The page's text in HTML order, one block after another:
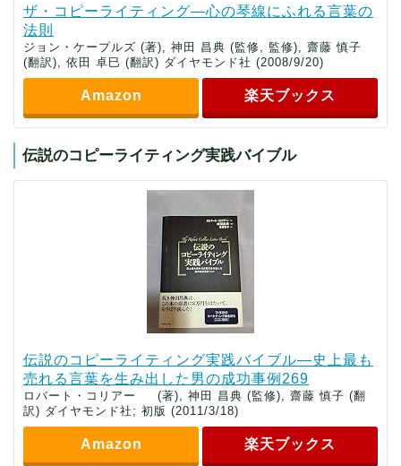
ザ・コピーライティング―心の琴線にふれる言葉の
法則
ジョン・ケープルズ (著), 神田 昌典 (監修, 監修), 齋藤 慎子
(翻訳), 依田 卓巳 (翻訳) ダイヤモンド社 (2008/9/20)
Amazon 楽天ブックス
伝説のコピーライティング実践バイブル
伝説のコピーライティング実践バイブル―史上最も
売れる言葉を生み出した男の成功事例269
ロバート・コリアー (著), 神田 昌典 (監修), 齋藤 慎子 (翻
訳) ダイヤモンド社; 初版 (2011/3/18)
Amazon 楽天ブックス